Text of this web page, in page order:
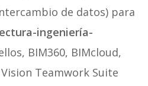
de datos) para
ingeniería-
BIM360, BIMcloud,
Teamwork Suite